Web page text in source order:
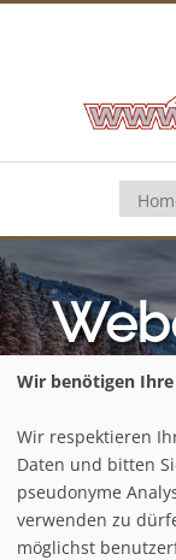
Home /
Lunz
Wir benötigen
Wir respektieren
Daten und bitten
pseudonyme
verwenden zu
möglichst